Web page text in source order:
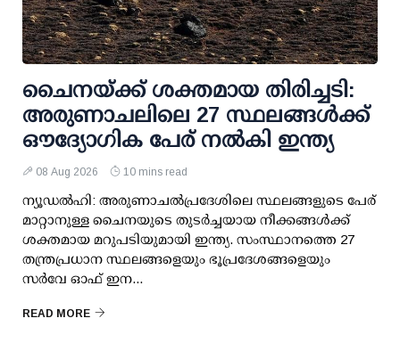
ചൈനയ്ക്ക് ശക്തമായ തിരിച്ചടി:
അരുണാചലിലെ 27 സ്ഥലങ്ങള്‍ക്ക്
ഔദ്യോഗിക പേര് നല്‍കി ഇന്ത്യ
08 Aug 2026 10 mins read
ന്യൂഡല്‍ഹി: അരുണാചല്‍പ്രദേശിലെ സ്ഥലങ്ങളുടെ പേര്
മാറ്റാനുള്ള ചൈനയുടെ തുടര്‍ച്ചയായ നീക്കങ്ങള്‍ക്ക്
ശക്തമായ മറുപടിയുമായി ഇന്ത്യ. സംസ്ഥാനത്തെ 27
തന്ത്രപ്രധാന സ്ഥലങ്ങളെയും ഭൂപ്രദേശങ്ങളെയും
സര്‍വേ ഓഫ് ഇന...
READ MORE